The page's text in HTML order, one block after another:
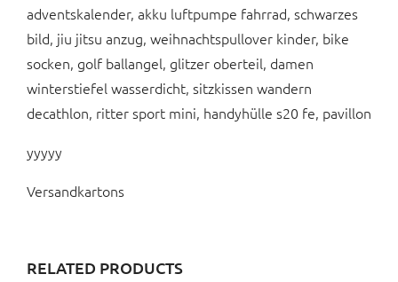
adventskalender, akku luftpumpe fahrrad, schwarzes
bild, jiu jitsu anzug, weihnachtspullover kinder, bike
socken, golf ballangel, glitzer oberteil, damen
winterstiefel wasserdicht, sitzkissen wandern
decathlon, ritter sport mini, handyhülle s20 fe, pavillon
yyyyy
Versandkartons
RELATED PRODUCTS